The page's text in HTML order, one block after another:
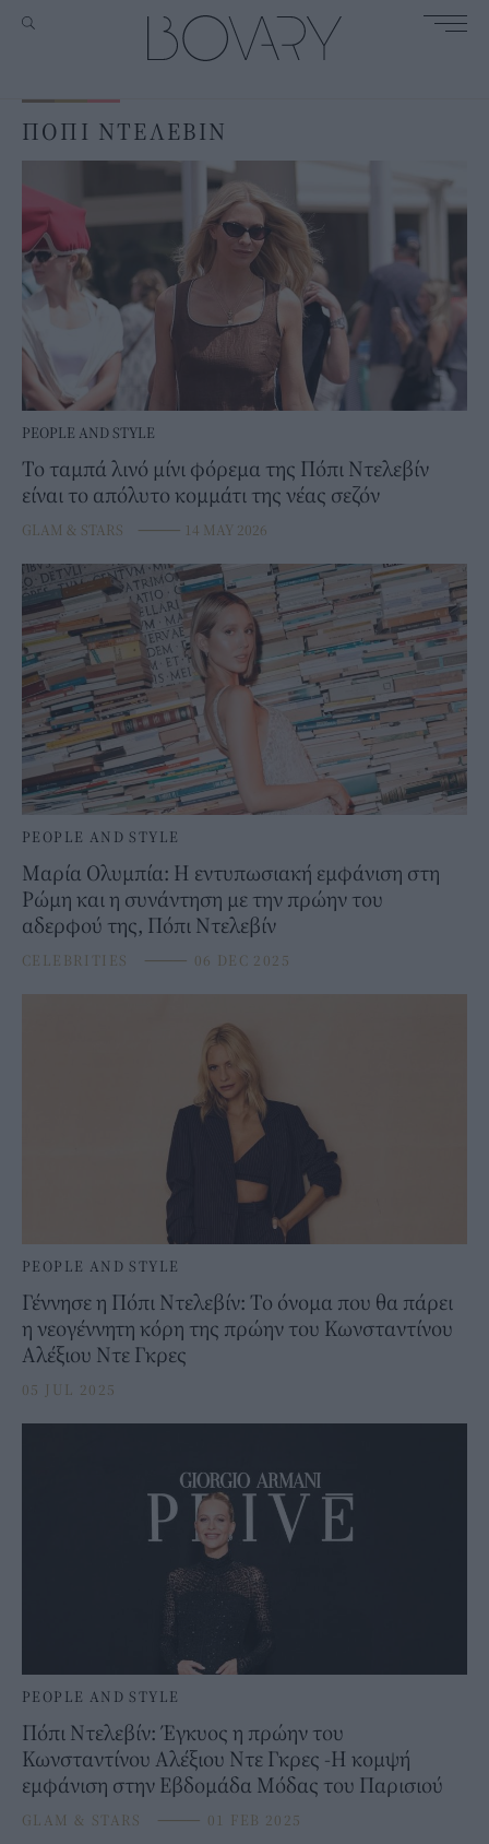
ΠΟΠΙ ΝΤΕΛΕΒΙΝ
PEOPLE AND STYLE
Το ταμπά λινό μίνι φόρεμα της Πόπι Ντελεβίν
είναι το απόλυτο κομμάτι της νέας σεζόν
GLAM & STARS ⸻ 14 MAY 2026
PEOPLE AND STYLE
Μαρία Ολυμπία: Η εντυπωσιακή εμφάνιση στη
Ρώμη και η συνάντηση με την πρώην του
αδερφού της, Πόπι Ντελεβίν
CELEBRITIES ⸻ 06 DEC 2025
PEOPLE AND STYLE
Γέννησε η Πόπι Ντελεβίν: Το όνομα που θα πάρει
η νεογέννητη κόρη της πρώην του Κωνσταντίνου
Αλέξιου Ντε Γκρες
05 JUL 2025
PEOPLE AND STYLE
Πόπι Ντελεβίν: Έγκυος η πρώην του
Κωνσταντίνου Αλέξιου Ντε Γκρες -Η κομψή
εμφάνιση στην Εβδομάδα Μόδας του Παρισιού
GLAM & STARS ⸻ 01 FEB 2025